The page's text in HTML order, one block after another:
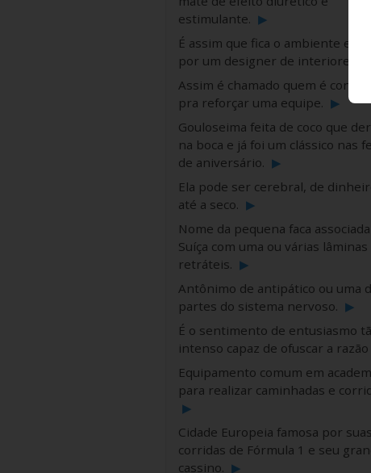
estimulante. ▶
É assim que fica o ambiente
por um designer de interiores.
Assim é chamado quem é
pra reforçar uma equipe. ▶
Gouloseima feita de coco que
na boca e já foi um clássico nas
de aniversário. ▶
Ela pode ser cerebral, de
até a seco. ▶
Nome da pequena faca
Suíça com uma ou várias lâminas
retráteis. ▶
Antônimo de antipático ou uma
partes do sistema nervoso. ▶
É o sentimento de entusiasmo
intenso capaz de ofuscar a razão
Equipamento comum em
para realizar caminhadas e
▶
Cidade Europeia famosa por suas
corridas de Fórmula 1 e seu
cassino. ▶